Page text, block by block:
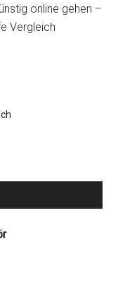
online gehen –
Vergleich